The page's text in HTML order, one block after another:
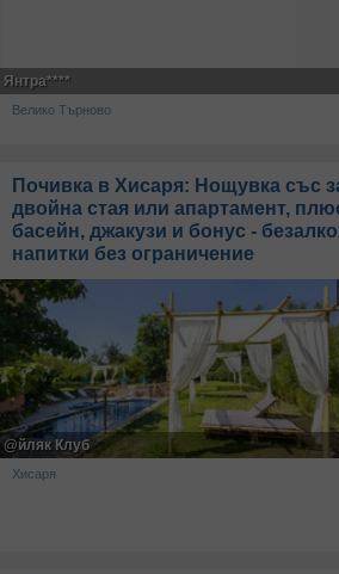
Янтра****
Велико Търново
Почивка в Хисаря: Нощувка със
двойна стая или апартамент,
басейн, джакузи и бонус -
напитки без ограничение
@йляк Клуб
Хисаря